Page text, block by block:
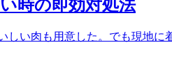
時の即効対処法
しい肉も用意した。でも現地に